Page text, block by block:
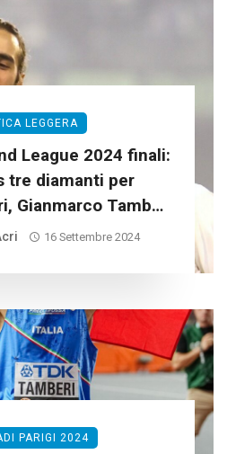
LEGGERA
League 2024 finali:
tre diamanti per
Gianmarco Tamberi
Iapichino
16 Settembre 2024
PARIGI 2024